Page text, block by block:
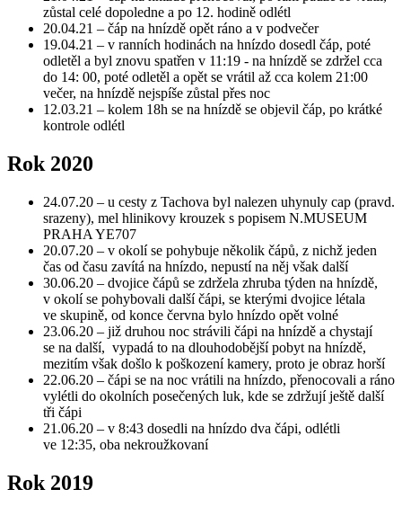
zůstal celé dopoledne a po 12. hodině odlétl
20.04.21 – čáp na hnízdě opět ráno a v podvečer
19.04.21 – v ranních hodinách na hnízdo dosedl čáp, poté
odletěl a byl znovu spatřen v 11:19 - na hnízdě se zdržel cca
do 14: 00, poté odletěl a opět se vrátil až cca kolem 21:00
večer, na hnízdě nejspíše zůstal přes noc
12.03.21 – kolem 18h se na hnízdě se objevil čáp, po krátké
kontrole odlétl
Rok 2020
24.07.20 – u cesty z Tachova byl nalezen uhynuly cap (pravd.
srazeny), mel hlinikovy krouzek s popisem N.MUSEUM
PRAHA YE707
20.07.20 – v okolí se pohybuje několik čápů, z nichž jeden
čas od času zavítá na hnízdo, nepustí na něj však další
30.06.20 – dvojice čápů se zdržela zhruba týden na hnízdě,
v okolí se pohybovali další čápi, se kterými dvojice létala
ve skupině, od konce června bylo hnízdo opět volné
23.06.20 – již druhou noc strávili čápi na hnízdě a chystají
se na další, vypadá to na dlouhodobější pobyt na hnízdě,
mezitím však došlo k poškození kamery, proto je obraz horší
22.06.20 – čápi se na noc vrátili na hnízdo, přenocovali a ráno
vylétli do okolních posečených luk, kde se zdržují ještě další
tři čápi
21.06.20 – v 8:43 dosedli na hnízdo dva čápi, odlétli
ve 12:35, oba nekroužkovaní
Rok 2019